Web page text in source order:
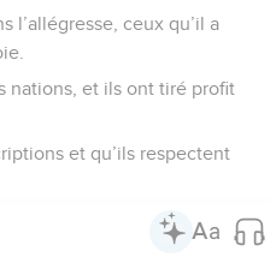
l’allégresse, ceux qu’il a
nations, et ils ont tiré profit
et qu’ils respectent